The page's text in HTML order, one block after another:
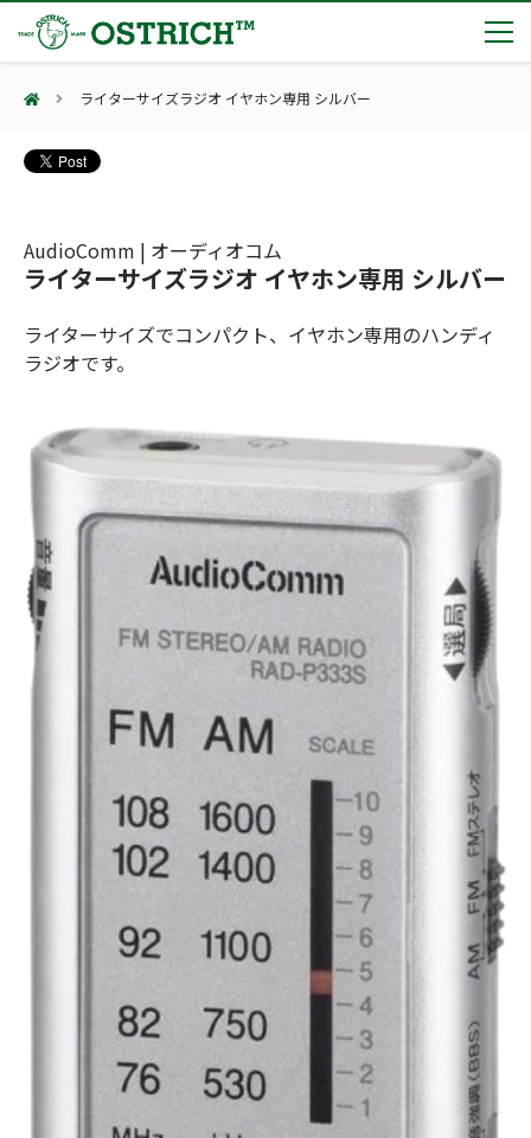
製品カテゴリー
輸血保冷庫
(Bear Avoidance)
防刃対策
(Cut Resistant)
止血・止血キット
(Massive Hemorrhage)
気道管理
呼吸管理
(Respiration)
循環管理
低体温防止
(Hypothermia)
もっと見る
製品をキーワードで検索
検索
夏季休業のお知らせ
日本集中治療医学会 第10回東北支部学術集会 ご来場ありがとうございました！
第7回 地域×Tech東北 ご来場ありがとうございました！
ダマスカス製品カタログ（日本語版）
総合カタログ掲載のお知らせ
会社案内
会社案内
主な納入実績
カタログ
採用情報
採用情報（外部サイトに移動します）
お問合せ
オンラインショップ
English 日本語
ライターサイズラジオ イヤホン専用 シルバー
AudioComm | オーディオコム
ライターサイズラジオ イヤホン専用 シルバー
ライターサイズでコンパクト、イヤホン専用のハンディ
ラジオです。